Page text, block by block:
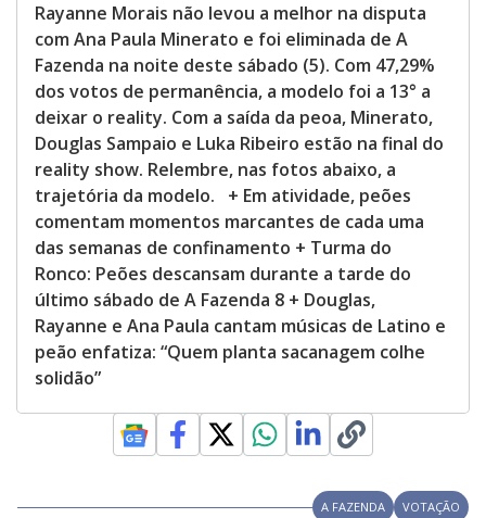
Rayanne Morais não levou a melhor na disputa
com Ana Paula Minerato e foi eliminada de A
Fazenda na noite deste sábado (5). Com 47,29%
dos votos de permanência, a modelo foi a 13° a
deixar o reality. Com a saída da peoa, Minerato,
Douglas Sampaio e Luka Ribeiro estão na final do
reality show. Relembre, nas fotos abaixo, a
trajetória da modelo. + Em atividade, peões
comentam momentos marcantes de cada uma
das semanas de confinamento + Turma do
Ronco: Peões descansam durante a tarde do
último sábado de A Fazenda 8 + Douglas,
Rayanne e Ana Paula cantam músicas de Latino e
peão enfatiza: “Quem planta sacanagem colhe
solidão”
A FAZENDA VOTAÇÃO